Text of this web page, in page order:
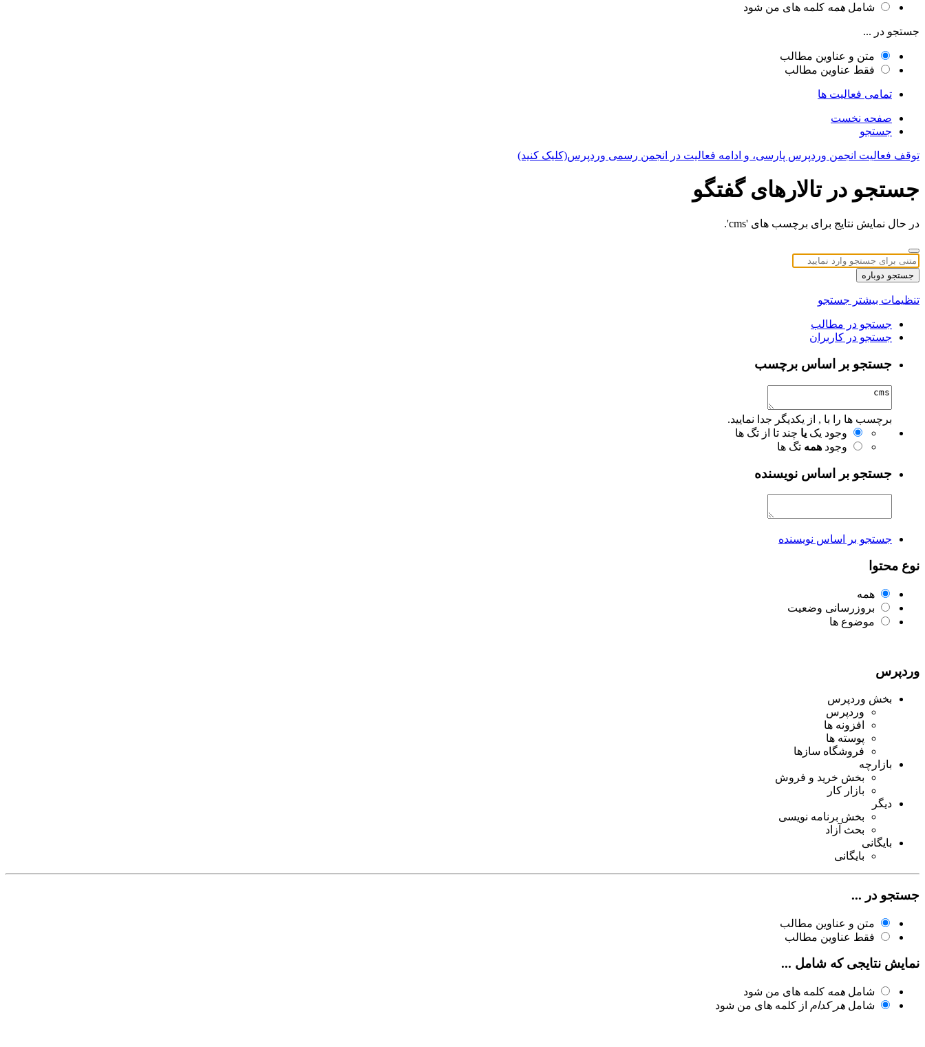
شامل همه کلمه های من شود
جستجو در ...
متن و عناوین مطالب
فقط عناوین مطالب
تمامی فعالیت ها
صفحه نخست
جستجو
توقف فعالیت انجمن وردپرس پارسی، و ادامه فعالیت در انجمن رسمی وردپرس(کلیک کنید)
جستجو در تالارهای گفتگو
در حال نمایش نتایج برای برچسب های 'cms'.
جستجو دوباره
تنظیمات بیشتر جستجو
جستجو در مطالب
جستجو در کاربران
جستجو بر اساس برچسب
برچسب ها را با , از یکدیگر جدا نمایید.
وجود یک یا چند تا از تگ ها
وجود همه تگ ها
جستجو بر اساس نویسنده
جستجو بر اساس نویسنده
نوع محتوا
همه
بروزرسانی وضعیت
موضوع ها
وردپرس
بخش وردپرس
وردپرس
افزونه ها
پوسته ها
فروشگاه سازها
بازارچه
بخش خرید و فروش
بازار کار
دیگر
بخش برنامه نویسی
بحث آزاد
بایگانی
بایگانی
جستجو در ...
متن و عناوین مطالب
فقط عناوین مطالب
نمایش نتایجی که شامل ...
شامل همه کلمه های من شود
شامل هر کدام از کلمه های من شود